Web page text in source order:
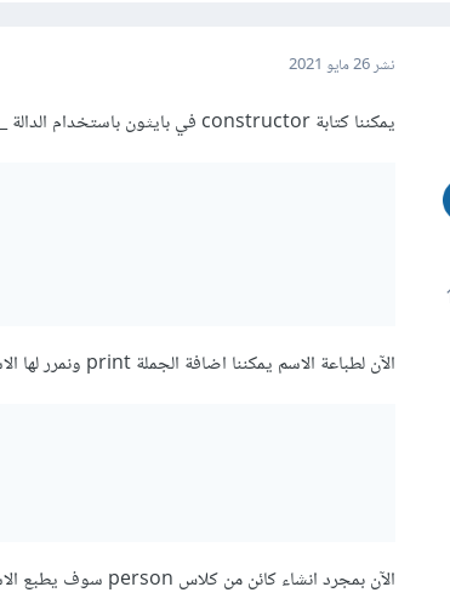
نشر26 مايو 2021
يمكننا كتابة constructor في بايثون باستخدام الدالة __init__ , كما هو موضح في الكود التالي
الآن لطباعة الاسم يمكننا اضافة الجملة print ونمرر لها الاسم
الآن بمجرد انشاء كائن من كلاس person سوف يطبع الاسم